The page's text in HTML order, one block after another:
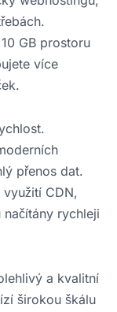
GB prostoru
více
přenos dat.
CDN,
rychleji
a kvalitní
širokou škálu